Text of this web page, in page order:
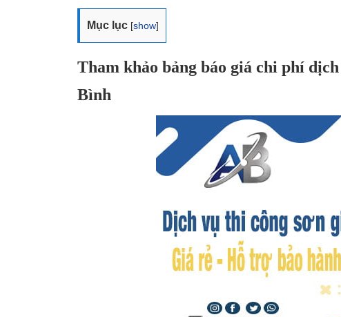
Mục lục [show]
Tham khảo bảng báo giá chi phí
Bình